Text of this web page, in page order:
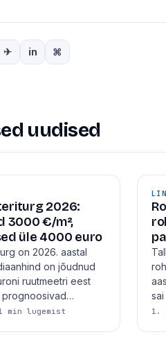
✈ in ⌘
uudised
2026:
3000 €/m²,
üle 4000 euro
on 2026. aastal
on jõudnud
ruutmeetri eest
min lugemist 1.